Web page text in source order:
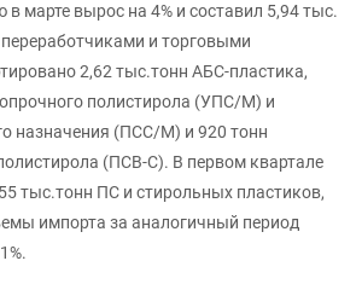
в марте вырос на 4% и составил 5,94 тыс.
и торговыми
2,62 тыс.тонн АБС-пластика,
полистирола (УПС/М) и
назначения (ПСС/М) и 920 тонн
(ПСВ-С). В первом квартале
тыс.тонн ПС и стирольных пластиков,
импорта за аналогичный период